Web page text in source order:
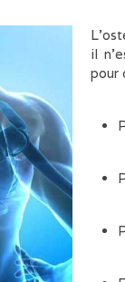
il
pour